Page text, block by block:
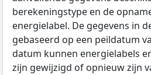
berekeningstype en de
energielabel. De gegevens in
gebaseerd op een peildatum
datum kunnen energielabels
zijn gewijzigd of opnieuw zijn